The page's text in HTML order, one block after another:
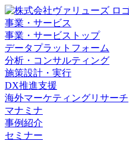
事業・サービス
事業・サービストップ
データプラットフォーム
分析・コンサルティング
施策設計・実行
DX推進支援
海外マーケティングリサーチ
マナミナ
事例紹介
セミナー